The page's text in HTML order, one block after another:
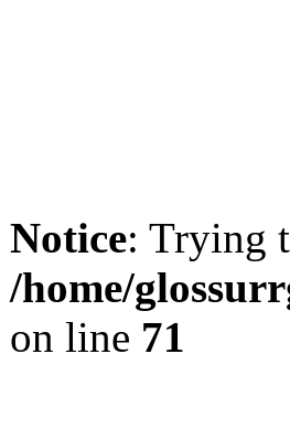
Notice: Trying
/home/
on line 71